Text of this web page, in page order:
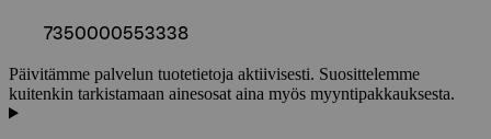
7350000553338
Päivitämme palvelun tuotetietoja aktiivisesti. Suosittelemme
kuitenkin tarkistamaan ainesosat aina myös myyntipakkauksesta.